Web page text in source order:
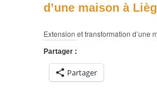
d’une maison à
Extension et transformation d’une
Partager :
Partager